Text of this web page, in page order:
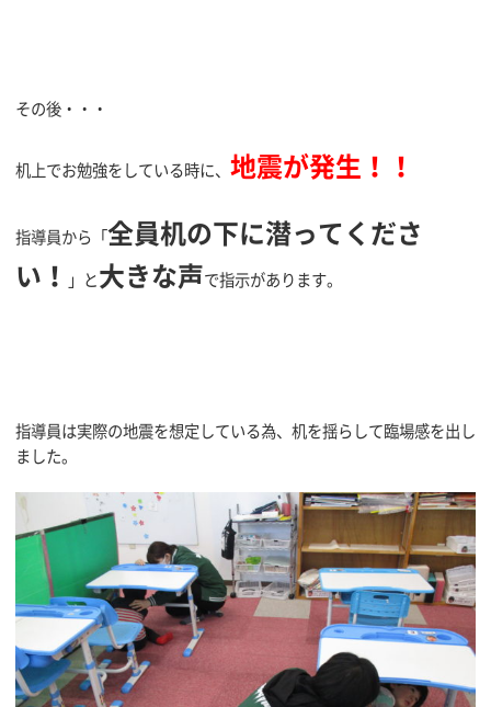
その後・・・
机上でお勉強をしている時に、 地震が発生！！
指導員から「全員机の下に潜ってくださ
い！ 」と大きな声で指示があります。
指導員は実際の地震を想定している為、机を揺らして臨場感を出し
ました。